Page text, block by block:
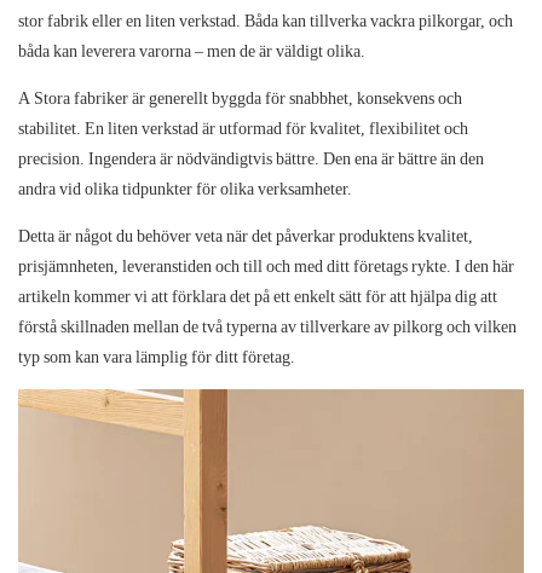
stor fabrik eller en liten verkstad. Båda kan tillverka vackra pilkorgar, och
båda kan leverera varorna – men de är väldigt olika.
A Stora fabrikerär generellt byggda för snabbhet, konsekvens och
stabilitet. En liten verkstad är utformad för kvalitet, flexibilitet och
precision. Ingendera är nödvändigtvis bättre. Den ena är bättre än den
andra vid olika tidpunkter för olika verksamheter.
Detta är något du behöver veta när det påverkar produktens kvalitet,
prisjämnheten, leveranstiden och till och med ditt företags rykte. I den här
artikeln kommer vi att förklara det på ett enkelt sätt för att hjälpa dig att
förstå skillnaden mellan de två typerna av tillverkare av pilkorg och vilken
typ som kan vara lämplig för ditt företag.